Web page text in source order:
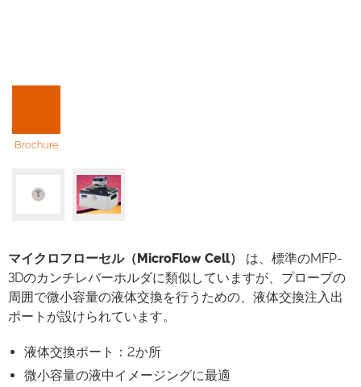
Brochure
マイクロフローセル（MicroFlow Cell）
は、標準のMFP-
3Dのカンチレバーホルダに類似していますが、プローブの
周囲で微小容量の液体交換を行うための、液体交換注入出
ポートが設けられています。
液体交換ポート：2か所
微小容量の液中イメージングに最適